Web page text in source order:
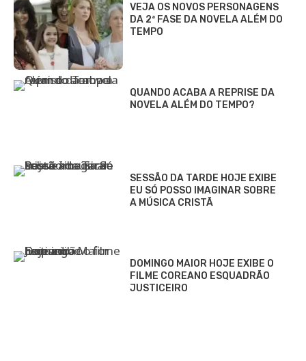
VEJA OS NOVOS PERSONAGENS
DA 2ª FASE DA NOVELA ALÉM DO
TEMPO
QUANDO ACABA A REPRISE DA
NOVELA ALÉM DO TEMPO?
SESSÃO DA TARDE HOJE EXIBE
EU SÓ POSSO IMAGINAR SOBRE
A MÚSICA CRISTÃ
DOMINGO MAIOR HOJE EXIBE O
FILME COREANO ESQUADRÃO
JUSTICEIRO